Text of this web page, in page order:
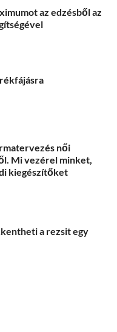
az edzésből az
női
Mi vezérel minket,
kiegészítőket
a rezsit egy